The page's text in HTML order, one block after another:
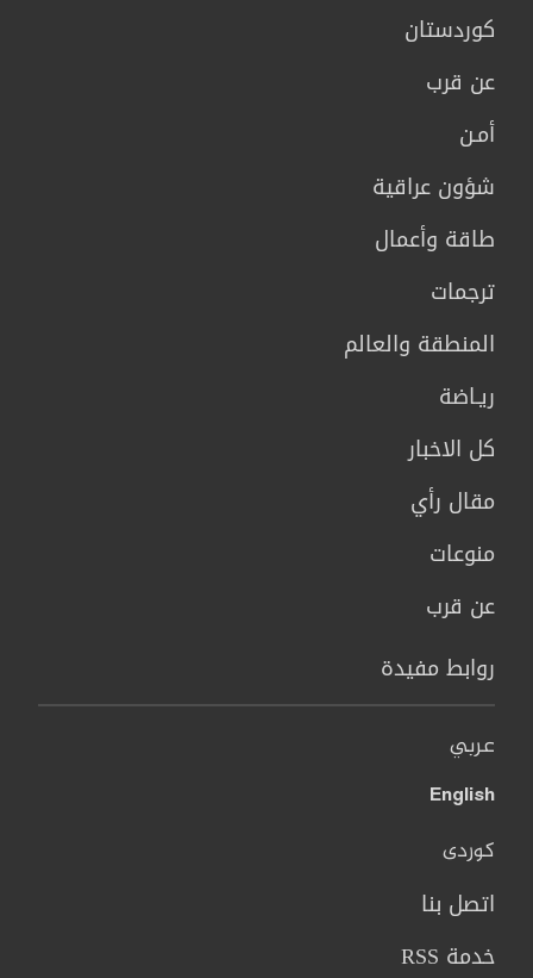
كوردستان
عن قرب
أمـن
شؤون عراقية
طاقة وأعمال
ترجمات
المنطقة والعالم
ريـاضة
كل الاخبار
مقال رأي
منوعات
عن قرب
روابط مفيدة
عربي
English
کوردی
اتصل بنا
خدمة RSS